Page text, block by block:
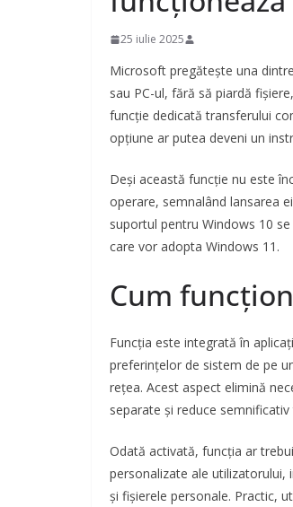
25 iulie 2025
Microsoft pregătește una
sau PC-ul, fără să piardă
funcție dedicată transferului
opțiune ar putea deveni un
Deși această funcție nu este
operare, semnalând lansarea
suportul pentru Windows 10
care vor adopta Windows 11.
Cum
Funcția este integrată în
preferințelor de sistem de pe
rețea. Acest aspect elimină
separate și reduce
Odată activată, funcția ar
personalizate ale utilizatorului,
și fișierele personale. Practic,